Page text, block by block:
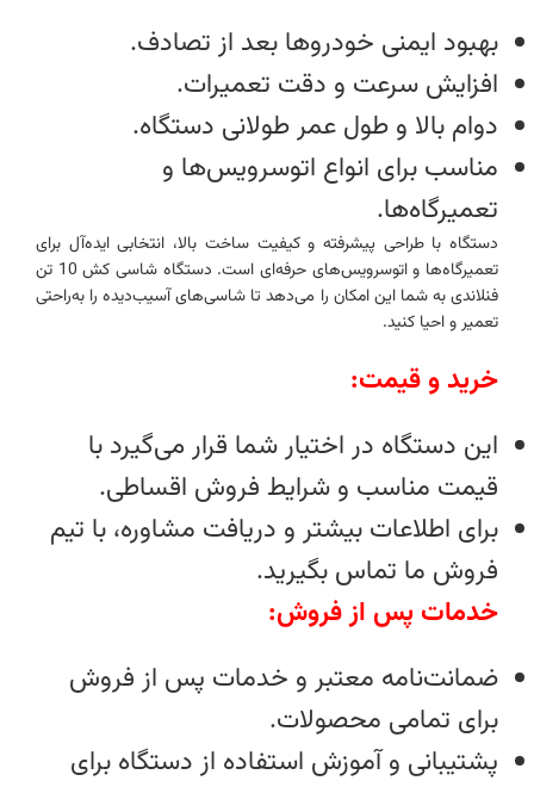
بهبود ایمنی خودروها بعد از تصادف.
افزایش سرعت و دقت تعمیرات.
دوام بالا و طول عمر طولانی دستگاه.
مناسب برای انواع اتوسرویس‌ها و
تعمیرگاه‌ها.
دستگاه با طراحی پیشرفته و کیفیت ساخت بالا، انتخابی ایده‌آل برای
تعمیرگاه‌ها و اتوسرویس‌های حرفه‌ای است. دستگاه شاسی کش 10 تن
فنلاندی به شما این امکان را می‌دهد تا شاسی‌های آسیب‌دیده را به‌راحتی
تعمیر و احیا کنید.
خرید و قیمت:
این دستگاه در اختیار شما قرار می‌گیرد با
قیمت مناسب و شرایط فروش اقساطی.
برای اطلاعات بیشتر و دریافت مشاوره، با تیم
فروش ما تماس بگیرید.
خدمات پس از فروش:
ضمانت‌نامه معتبر و خدمات پس از فروش
برای تمامی محصولات.
پشتیبانی و آموزش استفاده از دستگاه برای